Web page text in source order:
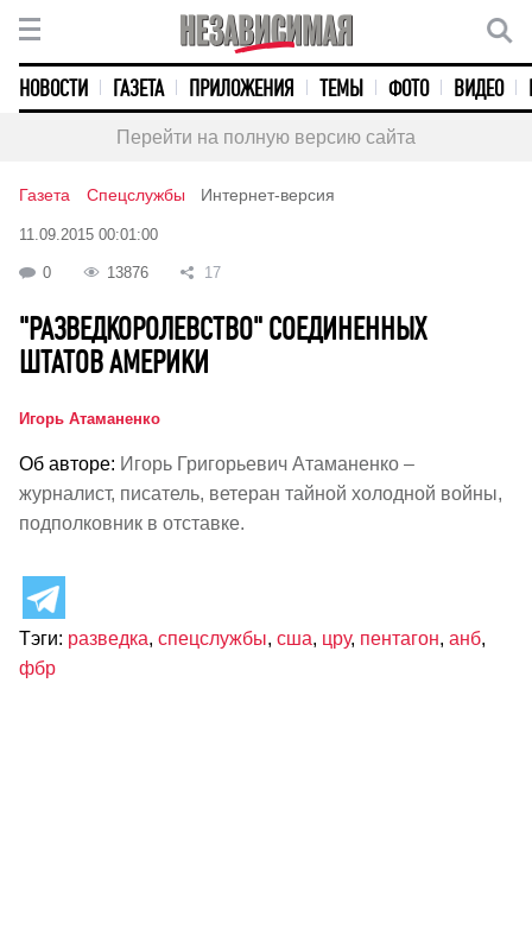
НОВОСТИ ГАЗЕТА ПРИЛОЖЕНИЯ ТЕМЫ ФОТО ВИДЕО
Перейти на полную версию сайта
Газета Спецслужбы Интернет-версия
11.09.2015 00:01:00
0 13876 17
"РАЗВЕДКОРОЛЕВСТВО" СОЕДИНЕННЫХ
ШТАТОВ АМЕРИКИ
Игорь Атаманенко
Об авторе: Игорь Григорьевич Атаманенко –
журналист, писатель, ветеран тайной холодной войны,
подполковник в отставке.
Тэги: разведка, спецслужбы, сша, цру, пентагон, анб,
фбр